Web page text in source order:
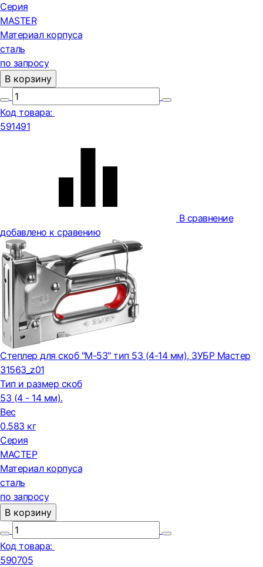
Серия
MASTER
Материал корпуса
сталь
по запросу
В корзину
Код товара:
591491
В сравнение
добавлено к сравению
Степлер для скоб "M-53" тип 53 (4-14 мм), ЗУБР Мастер
31563_z01
Тип и размер скоб
53 (4 - 14 мм).
Вес
0.583 кг
Серия
МАСТЕР
Материал корпуса
сталь
по запросу
В корзину
Код товара:
590705